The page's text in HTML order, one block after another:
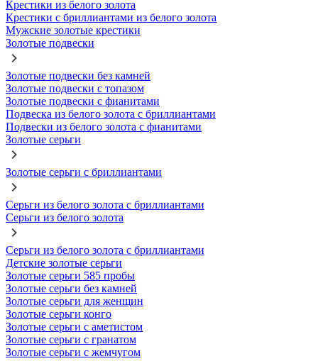
Крестики из белого золота
Крестики с бриллиантами из белого золота
Мужские золотые крестики
Золотые подвески
Золотые подвески без камней
Золотые подвески с топазом
Золотые подвески с фианитами
Подвеска из белого золота с бриллиантами
Подвески из белого золота с фианитами
Золотые серьги
Золотые серьги с бриллиантами
Серьги из белого золота с бриллиантами
Серьги из белого золота
Серьги из белого золота с бриллиантами
Детские золотые серьги
Золотые серьги 585 пробы
Золотые серьги без камней
Золотые серьги для женщин
Золотые серьги конго
Золотые серьги с аметистом
Золотые серьги с гранатом
Золотые серьги с жемчугом